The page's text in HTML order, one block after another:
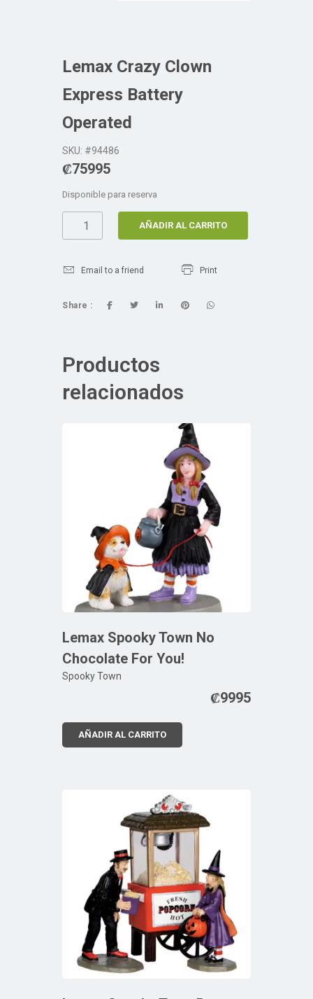
Lemax Crazy Clown
Express Battery
Operated
SKU: #94486
₡75995
Disponible para reserva
AÑADIR AL CARRITO
Email to a friend Print
Share :
Productos
relacionados
Lemax Spooky Town No
Chocolate For You!
Spooky Town
₡9995
AÑADIR AL CARRITO